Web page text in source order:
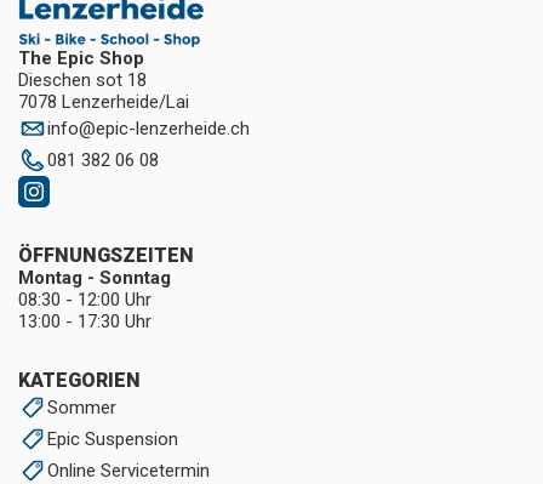
The Epic Shop
Dieschen sot 18
7078 Lenzerheide/Lai
info@epic-lenzerheide.ch
081 382 06 08
KATEGORIEN
Sommer
Epic Suspension
Online Servicetermin
ÖFFNUNGSZEITEN
Montag - Sonntag
08:30 - 12:00 Uhr
13:00 - 17:30 Uhr